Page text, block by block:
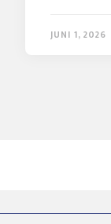
JUNI 1, 2026